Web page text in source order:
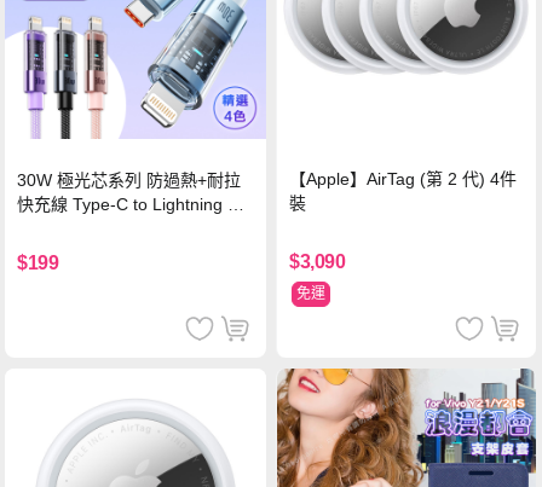
30W 極光芯系列 防過熱+耐拉
快充線 Type-C to Lightning 傳
$199
【Apple】AirTag (第 2 代) 4件
裝
$3,090
免運